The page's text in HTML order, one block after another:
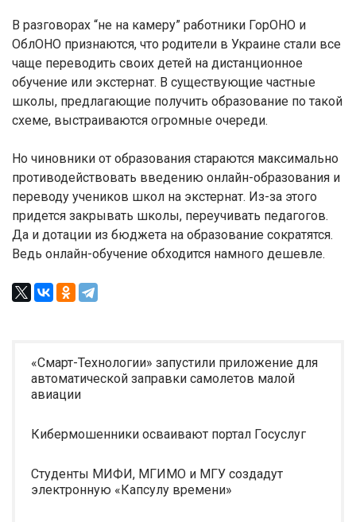
В разговорах “не на камеру” работники ГорОНО и
ОблОНО признаются, что родители в Украине стали все
чаще переводить своих детей на дистанционное
обучение или экстернат. В существующие частные
школы, предлагающие получить образование по такой
схеме, выстраиваются огромные очереди.
Но чиновники от образования стараются максимально
противодействовать введению онлайн-образования и
переводу учеников школ на экстернат. Из-за этого
придется закрывать школы, переучивать педагогов.
Да и дотации из бюджета на образование сократятся.
Ведь онлайн-обучение обходится намного дешевле.
«Смарт-Технологии» запустили приложение для
автоматической заправки самолетов малой
авиации
Кибермошенники осваивают портал Госуслуг
Студенты МИФИ, МГИМО и МГУ создадут
электронную «Капсулу времени»